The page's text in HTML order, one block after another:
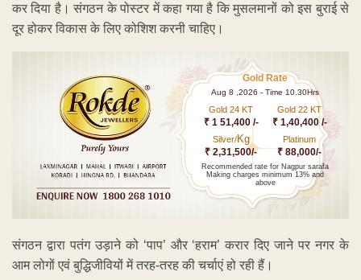
कर दिया है। संगठन के पोस्टर में कहा गया है कि मुसलमानों को इस बुराई से
दूर होकर विकास के लिए कोशिश करनी चाहिए।
Gold Rate
Aug 8 ,2026 - Time 10.30Hrs
Gold 24 KT
₹ 1 51,400 /-
Gold 22 KT
₹ 1,40,400 /-
Silver/Kg
₹ 2,31,500/-
Platinum
₹ 88,000/-
Recommended rate for Nagpur sarafa
Making charges minimum 13% and
above
संगठन द्वारा पतंग उड़ाने को ‘पाप’ और ‘हराम’ करार दिए जाने पर नगर के
आम लोगों एवं बुद्धिजीवियों में तरह-तरह की चर्चाएं हो रही हैं।